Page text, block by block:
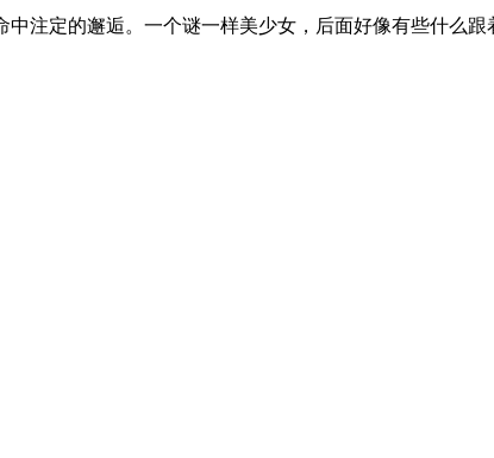
注定的邂逅。一个谜一样美少女，后面好像有些什么跟